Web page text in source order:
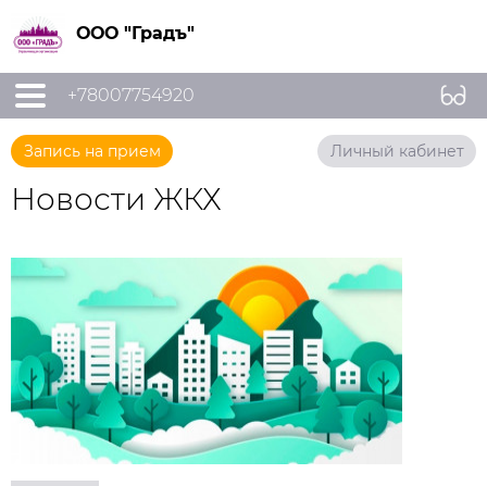
ООО "Градъ"
+78007754920
Запись на прием Личный кабинет
Новости ЖКХ